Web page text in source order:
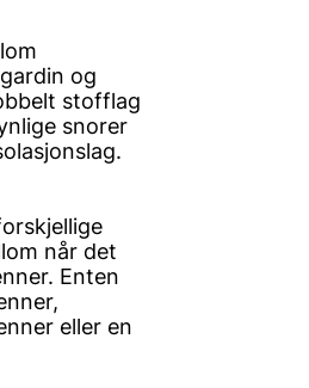
og
stofflag
snorer
når det
Enten
eller en